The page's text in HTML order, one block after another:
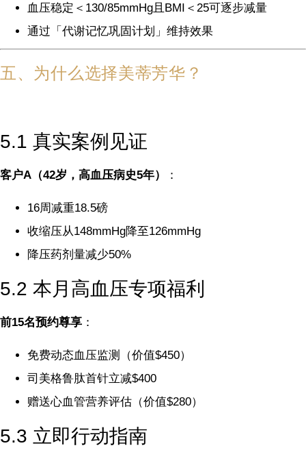
血压稳定＜130/85mmHg且BMI＜25可逐步减量
通过「代谢记忆巩固计划」维持效果
五、为什么选择美蒂芳华？
5.1 真实案例见证
客户A（42岁，高血压病史5年） ：
16周减重18.5磅
收缩压从148mmHg降至126mmHg
降压药剂量减少50%
5.2 本月高血压专项福利
前15名预约尊享 ：
免费动态血压监测（价值$450）
司美格鲁肽首针立减$400
赠送心血管营养评估（价值$280）
5.3 立即行动指南